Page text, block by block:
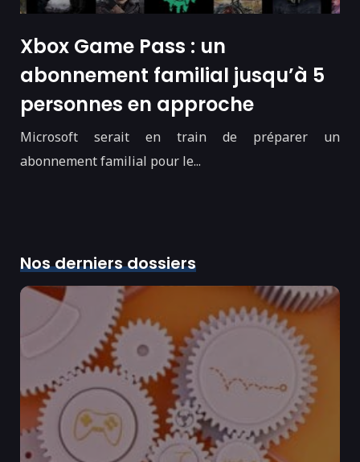
Xbox Game Pass : un
abonnement familial jusqu’à 5
personnes en approche
Microsoft serait en train de préparer un
abonnement familial pour le...
Nos derniers dossiers